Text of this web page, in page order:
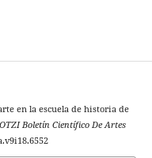
en la escuela de historia de
Boletín Científico De Artes